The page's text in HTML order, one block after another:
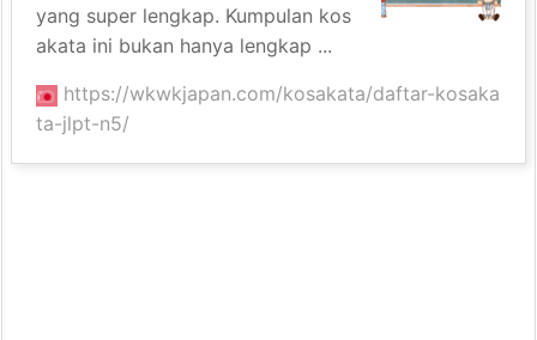
yang super lengkap. Kumpulan kos
akata ini bukan hanya lengkap ...
https://wkwkjapan.com/kosakata/daftar-kosaka
ta-jlpt-n5/